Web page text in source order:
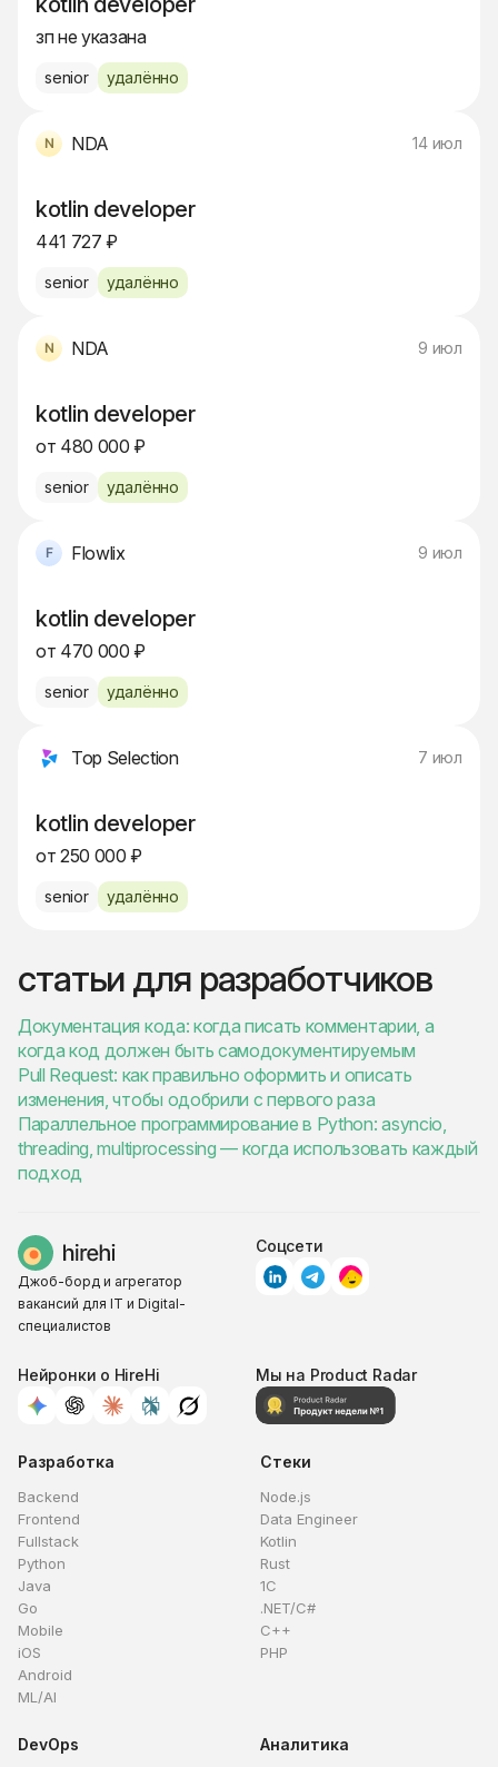
зп не указана
senior удалённо
NDA 14 июл
kotlin developer
441 727 ₽
senior удалённо
NDA 9 июл
kotlin developer
от 480 000 ₽
senior удалённо
Flowlix 9 июл
kotlin developer
от 470 000 ₽
senior удалённо
Top Selection 7 июл
kotlin developer
от 250 000 ₽
senior удалённо
статьи для разработчиков
Документация кода: когда писать комментарии, а
когда код должен быть самодокументируемым
Pull Request: как правильно оформить и описать
изменения, чтобы одобрили с первого раза
Параллельное программирование в Python: asyncio,
threading, multiprocessing — когда использовать каждый
подход
Джоб-борд и агрегатор
вакансий для IT и Digital-
специалистов
Соцсети
Нейронки о HireHi Мы на Product Radar
Разработка
Backend
Frontend
Fullstack
Python
Java
Go
Mobile
iOS
Android
ML/AI
Стеки
Node.js
Data Engineer
Kotlin
Rust
1C
.NET/C#
C++
PHP
DevOps Аналитика